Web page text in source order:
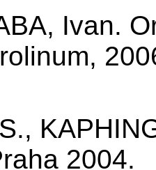
Ivan.
2004.